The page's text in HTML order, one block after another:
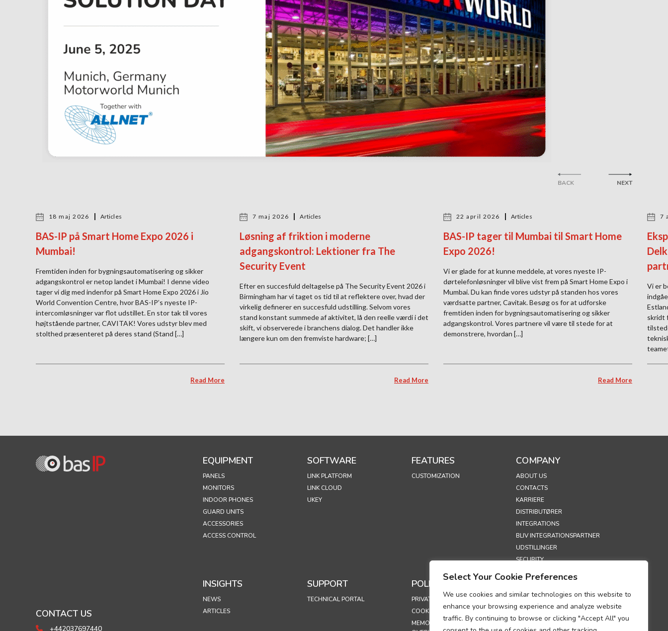
Select Your Cookie Preferences
We use cookies and similar technologies on this website to
enhance your browsing experience and analyze website
traffic. By continuing to browse or clicking "Accept All" you
BACK
18 maj 2026 Articles
BAS-IP på Smart Home Expo 2026 i
Mumbai!
Fremtiden inden for bygningsautomatisering og sikker
adgangskontrol er netop landet i Mumbai! I denne video
tager vi dig med indenfor på Smart Home Expo 2026 i Jio
World Convention Centre, hvor BAS-IP’s nyeste IP-
intercomløsninger var flot udstillet. En stor tak til vores
højtstående partner, CAVITAK! Vores udstyr blev med
stolthed præsenteret på deres stand (Stand […]
Read More
7 maj 2026 Articles
Løsning af friktion i moderne
adgangskontrol: Lektioner fra The
Security Event
Efter en succesfuld deltagelse på The Security Event 2026 i
Birmingham har vi taget os tid til at reflektere over, hvad der
virkelig definerer en succesfuld udstilling. Selvom vores
stand konstant summede af aktivitet, lå den reelle værdi i det
skift, vi observerede i branchens dialog. Det handler ikke
længere kun om den fremviste hardware; […]
Read More
22 april 2026 Articles
BAS-IP tager til Mumbai til Smart Home
Expo 2026!
Vi er glade for at kunne meddele, at vores nyeste IP-
dørtelefonløsninger vil blive vist frem på Smart Home Expo i
Mumbai. Du kan finde vores udstyr på standen hos vores
værdsatte partner, Cavitak. Besøg os for at udforske
fremtiden inden for bygningsautomatisering og sikker
adgangskontrol. Vores partnere vil være til stede for at
demonstrere, hvordan […]
Read More
7
Vi er
skridt
NEXT
CONTACT US
+442037697440
EQUIPMENT
PANELS
MONITORS
INDOOR PHONES
GUARD UNITS
ACCESSORIES
ACCESS CONTROL
SOFTWARE
LINK PLATFORM
LINK CLOUD
UKEY
FEATURES
CUSTOMIZATION
COMPANY
ABOUT US
CONTACTS
KARRIERE
DISTRIBUTØRER
INTEGRATIONS
BLIV INTEGRATIONSPARTNER
UDSTILLINGER
SECURITY
INSIGHTS
NEWS
ARTICLES
SUPPORT
TECHNICAL PORTAL
POLICIES
PRIVATLIVSPOLITIK
COOKIESPOLITIK
MEMORANDUM OM